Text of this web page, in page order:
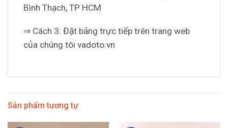
Bình Thạch, TP HCM
⇒ Cách 3: Đặt bảng trực tiếp trên trang web
của chúng tôi vadoto.vn
Sản phẩm tương tự